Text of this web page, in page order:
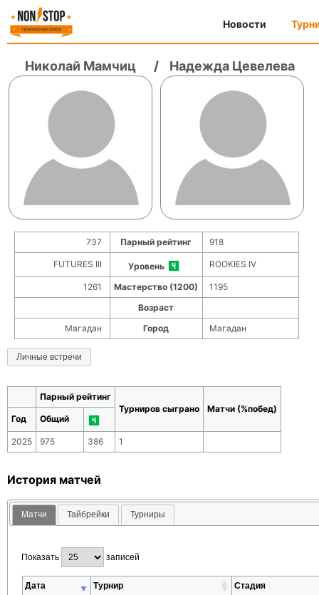
Новости
Николай Мамчиц / Надежда Цевелева
737 Парный рейтинг 918
FUTURES III Уровень ROOKIES IV
1261 Мастерство (1200)
1195
Возраст
Магадан
Город Магадан
Личные встречи
Парный рейтинг
Турниров сыграно
Матчи (%побед)
Год
Общий
2025 975 386 1
История матчей
Матчи Тайбрейки Турниры
Показать записей
Дата Турнир
Стадия